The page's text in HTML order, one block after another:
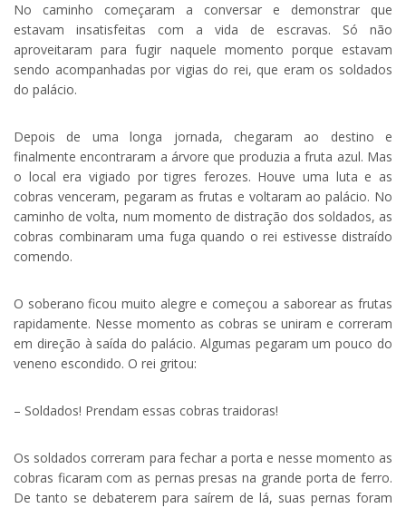
No caminho começaram a conversar e demonstrar que
estavam insatisfeitas com a vida de escravas. Só não
aproveitaram para fugir naquele momento porque estavam
sendo acompanhadas por vigias do rei, que eram os soldados
do palácio.
Depois de uma longa jornada, chegaram ao destino e
finalmente encontraram a árvore que produzia a fruta azul. Mas
o local era vigiado por tigres ferozes. Houve uma luta e as
cobras venceram, pegaram as frutas e voltaram ao palácio. No
caminho de volta, num momento de distração dos soldados, as
cobras combinaram uma fuga quando o rei estivesse distraído
comendo.
O soberano ficou muito alegre e começou a saborear as frutas
rapidamente. Nesse momento as cobras se uniram e correram
em direção à saída do palácio. Algumas pegaram um pouco do
veneno escondido. O rei gritou:
– Soldados! Prendam essas cobras traidoras!
Os soldados correram para fechar a porta e nesse momento as
cobras ficaram com as pernas presas na grande porta de ferro.
De tanto se debaterem para saírem de lá, suas pernas foram